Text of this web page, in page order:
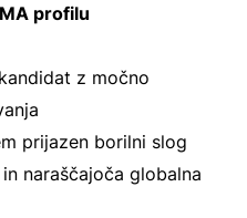
profilu
z močno
prijazen borilni slog
naraščajoča globalna